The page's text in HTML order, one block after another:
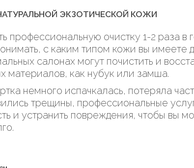
ЭКЗОТИЧЕСКОЙ КОЖИ
профессиональную очистку 1-2 раза в
с каким типом кожи вы имеете
салонах могут почистить и
материалов, как нубук или замша.
немного испачкалась, потеряла
трещины, профессиональные
и устранить повреждения, чтобы вы